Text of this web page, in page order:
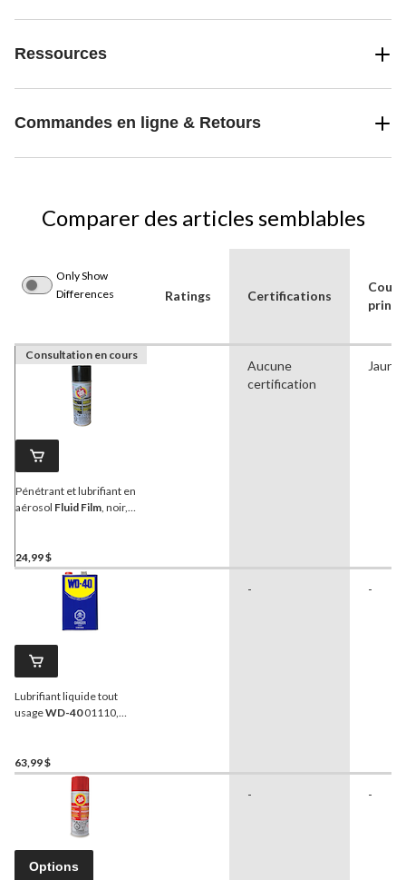
l'atmosphère naturelle et industrielle. Les pièces très corrodées
seraient normalement endommagées pendant l'entretien, peuvent
Ressources
Commandes en ligne & Retours
Comparer des articles semblables
Only Show
Differences
Ratings Certifications
Consultation en cours
Pénétrant et lubrifiant en
aérosol Fluid Film, noir,
24,99 $
Aucune
certification
Jaune
Lubrifiant liquide tout
usageWD-4001110,
63,99 $
- -
Options
- -